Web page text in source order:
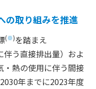
の取り組みを推進
(※)を踏まえ
う直接排出量）およ
熱の使用に伴う間接
年までに2023年度